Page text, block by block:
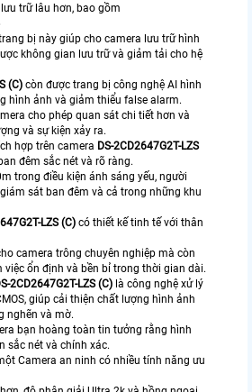
trữ lâu hơn, bao gồm
bị này giúp cho camera lưu trữ hình
không gian lưu trữ và giảm tải cho hệ
(C) còn được trang bị công nghệ AI hình
hình ảnh và giảm thiểu false alarm.
cho phép quan sát chi tiết hơn và
và sự kiện xảy ra.
hợp trên camera DS-2CD2647G2T-LZS
đêm sắc nét và rõ ràng.
trong điều kiện ánh sáng yếu, người
sát ban đêm và cả trong những khu
LZS (C) có thiết kế tinh tế với thân
camera trông chuyên nghiệp mà còn
ổn định và bền bỉ trong thời gian dài.
2CD2647G2T-LZS (C) là công nghệ xử lý
giúp cải thiện chất lượng hình ảnh
nghẽn và mờ.
bạn hoàng toàn tin tưởng rằng hình
sắc nét và chính xác.
Camera an ninh có nhiều tính năng ưu